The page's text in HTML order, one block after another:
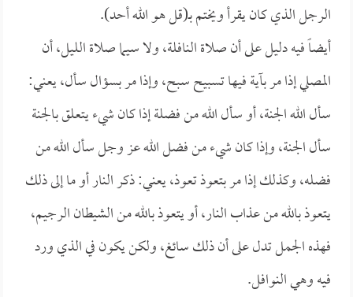
الرجل الذي كان يقرأ ويختم بـ(قل هو الله أحد).
أيضاً فيه دليل على أن صلاة النافلة، ولا سيما صلاة الليل، أن
المصلي إذا مر بآية فيها تسبيح سبح، وإذا مر بسؤال سأل، يعني:
سأل الله الجنة، أو سأل الله من فضلة إذا كان شيء يتعلق بالجنة
سأل الجنة، وإذا كان شيء من فضل الله عز وجل سأل الله من
فضله، وكذلك إذا مر بتعوذ تعوذ، يعني: ذكر النار أو ما إلى ذلك
يتعوذ بالله من عذاب النار، أو يتعوذ بالله من الشيطان الرجيم،
فهذه الجمل تدل على أن ذلك سائغ، ولكن يكون في الذي ورد
فيه وهي النوافل.